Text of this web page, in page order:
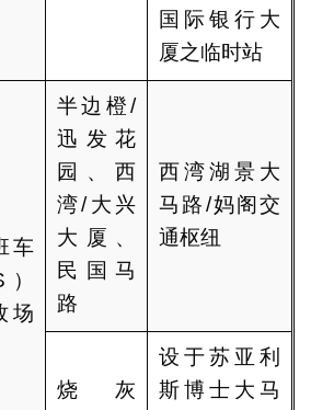
国际银行大
厦之临时站
车
场
半边橙/
迅发花
园、西
湾/大兴
大厦、
民国马
路
西湾湖景大
马路/妈阁交
通枢纽
烧灰
设于苏亚利
斯博士大马